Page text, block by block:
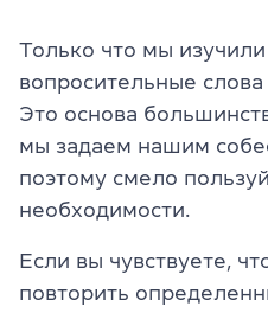
Только что мы
вопросительные слова
Это основа
мы задаем нашим
поэтому смело
необходимости.
Если вы чувствуете,
повторить